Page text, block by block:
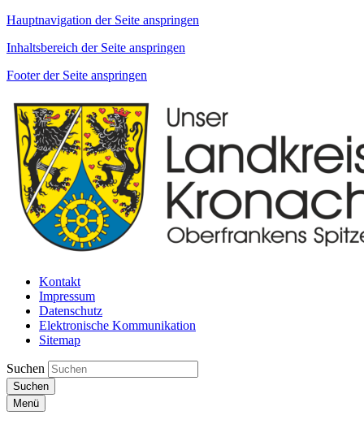
Hauptnavigation der Seite anspringen
Inhaltsbereich der Seite anspringen
Footer der Seite anspringen
Kontakt
Impressum
Datenschutz
Elektronische Kommunikation
Sitemap
Suchen
Suchen
Menü